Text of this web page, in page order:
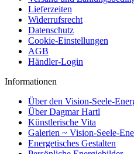
Lieferzeiten
Widerrufsrecht
Datenschutz
Cookie-Einstellungen
AGB
Händler-Login
Informationen
Über den Vision-Seele-
Über Dagmar Hartl
Künstlerische Vita
Galerien ~ Vision-Seele-
Energetisches Gestalten